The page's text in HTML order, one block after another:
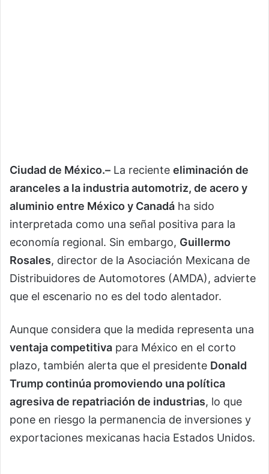
Ciudad de México.– La reciente eliminación de
aranceles a la industria automotriz, de acero y
aluminio entre México y Canadá ha sido
interpretada como una señal positiva para la
economía regional. Sin embargo, Guillermo
Rosales, director de la Asociación Mexicana de
Distribuidores de Automotores (AMDA), advierte
que el escenario no es del todo alentador.
Aunque considera que la medida representa una
ventaja competitiva para México en el corto
plazo, también alerta que el presidente Donald
Trump continúa promoviendo una política
agresiva de repatriación de industrias, lo que
pone en riesgo la permanencia de inversiones y
exportaciones mexicanas hacia Estados Unidos.